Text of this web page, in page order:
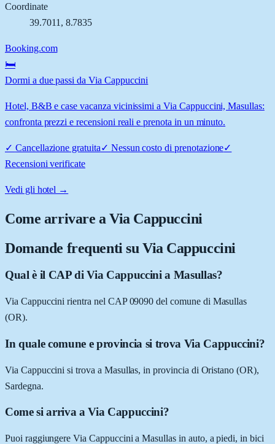
Coordinate
39.7011 , 8.7835
Booking.com
🛏️
Dormi a due passi da Via Cappuccini
Hotel, B&B e case vacanza vicinissimi a Via Cappuccini, Masullas:
confronta prezzi e recensioni reali e prenota in un minuto.
✓ Cancellazione gratuita✓ Nessun costo di prenotazione✓
Recensioni verificate
Vedi gli hotel →
Come arrivare aVia Cappuccini
Domande frequenti su Via Cappuccini
Qual è il CAP di Via Cappuccini a Masullas?
Via Cappuccini rientra nel CAP 09090 del comune di Masullas
(OR).
In quale comune e provincia si trova Via Cappuccini?
Via Cappuccini si trova a Masullas, in provincia di Oristano (OR),
Sardegna.
Come si arriva a Via Cappuccini?
Puoi raggiungere Via Cappuccini a Masullas in auto, a piedi, in bici